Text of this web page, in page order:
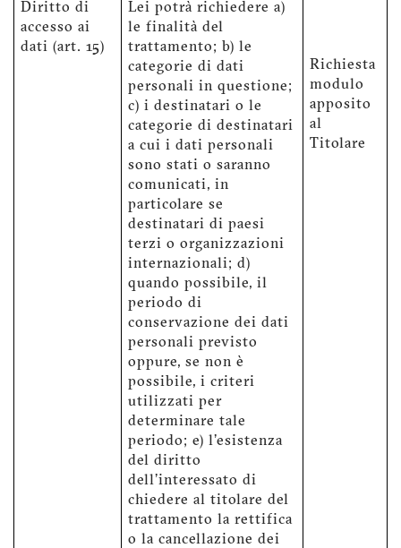
Diritto di
accesso ai
dati (art. 15)
Lei potrà richiedere a)
le finalità del
trattamento; b) le
categorie di dati
personali in questione;
c) i destinatari o le
categorie di destinatari
a cui i dati personali
sono stati o saranno
comunicati, in
particolare se
destinatari di paesi
terzi o organizzazioni
internazionali; d)
quando possibile, il
periodo di
conservazione dei dati
personali previsto
oppure, se non è
possibile, i criteri
utilizzati per
determinare tale
periodo; e) l'esistenza
del diritto
dell'interessato di
chiedere al titolare del
trattamento la rettifica
o la cancellazione dei
Richiesta
modulo
apposito
al
Titolare